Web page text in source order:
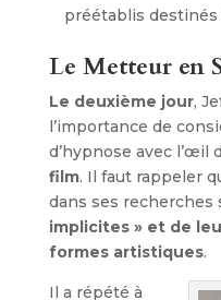
préétablis destinés
Le Metteur en
Le deuxième jour,
l’importance de
d’hypnose avec l’œil
film. Il faut rappeler
dans ses recherches
implicites » et de
formes artistiques.
Il a répété à